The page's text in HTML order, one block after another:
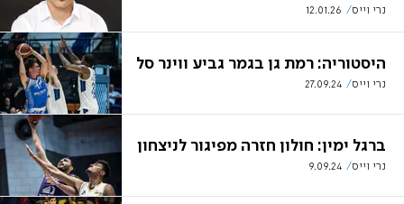
נרי וייס 12.01.26
היסטוריה: רמת גן בגמר גביע ווינר סל
נרי וייס 27.09.24
ברגל ימין: חולון חזרה מפיגור לניצחון
נרי וייס 9.09.24